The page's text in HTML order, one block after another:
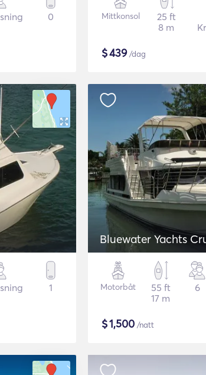
0 Mittkonsol
25 ft
8 m
$439/dag
1
Bluewater Yachts
Motorbåt
55 ft
17 m
6
$1,500 /natt